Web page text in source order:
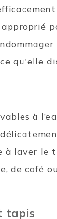
qu'elle
à
à laver le
de café
tapis